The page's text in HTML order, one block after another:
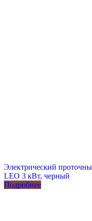
Электрический
LEO 3 кВт, черный
Подробнее